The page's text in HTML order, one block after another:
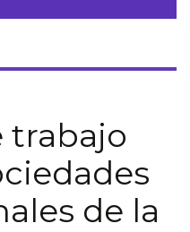
trabajo
de la